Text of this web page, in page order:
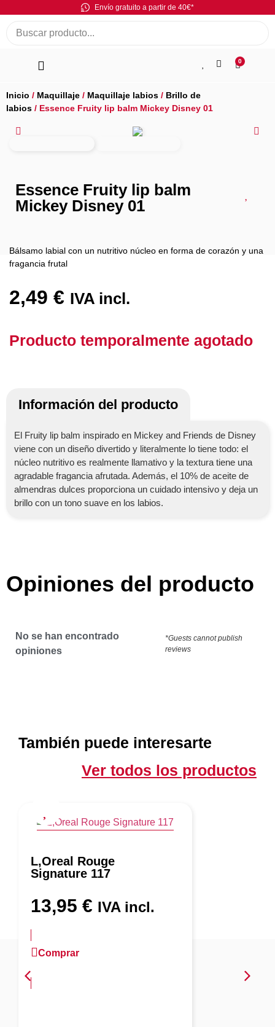
Envío gratuito a partir de 40€*
0
Inicio / Maquillaje / Maquillaje labios / Brillo de
labios / Essence Fruity lip balm Mickey Disney 01
Essence Fruity lip balm
Mickey Disney 01
Bálsamo labial con un nutritivo núcleo en forma de corazón y una
fragancia frutal
2,49 € IVA incl.
Producto temporalmente agotado
Información del producto
El Fruity lip balm inspirado en Mickey and Friends de Disney
viene con un diseño divertido y literalmente lo tiene todo: el
núcleo nutritivo es realmente llamativo y la textura tiene una
agradable fragancia afrutada. Además, el 10% de aceite de
almendras dulces proporciona un cuidado intensivo y deja un
brillo con un tono suave en los labios.
Opiniones del producto
No se han encontrado
opiniones
*Guests cannot publish
reviews
También puede interesarte
Ver todos los productos
L,Oreal Rouge
Signature 117
13,95 € IVA incl.
Comprar